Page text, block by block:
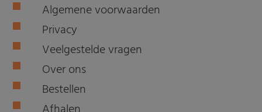
Algemene voorwaarden
Privacy
Veelgestelde vragen
Over ons
Bestellen